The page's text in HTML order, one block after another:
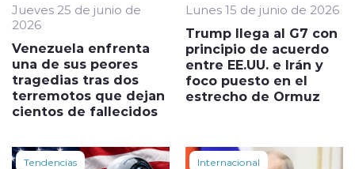
Jueves 25 de junio de
2026
Venezuela enfrenta
una de sus peores
tragedias tras dos
terremotos que dejan
cientos de fallecidos
Lunes 15 de junio de 2026
Trump llega al G7 con
principio de acuerdo
entre EE.UU. e Irán y
foco puesto en el
estrecho de Ormuz
Tendencias Internacional